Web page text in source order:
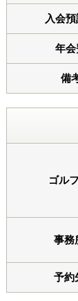
入会
年会
備
ゴル
事務
予約